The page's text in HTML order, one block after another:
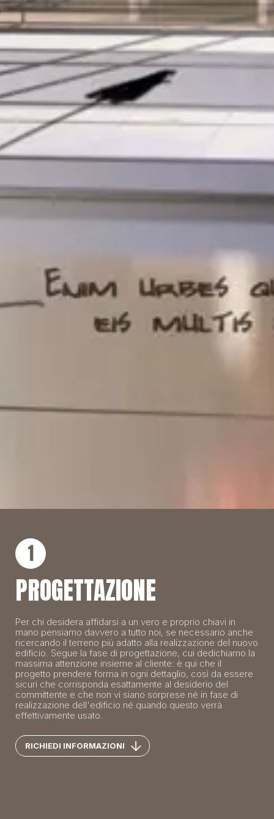
1
PROGETTAZIONE
Per chi desidera affidarsi a un vero e proprio chiavi in
mano pensiamo davvero a tutto noi, se necessario anche
ricercando il terreno più adatto alla realizzazione del nuovo
edificio. Segue la fase di progettazione, cui dedichiamo la
massima attenzione insieme al cliente: è qui che il
progetto prendere forma in ogni dettaglio, così da essere
sicuri che corrisponda esattamente al desiderio del
committente e che non vi siano sorprese né in fase di
realizzazione dell'edificio né quando questo verrà
effettivamente usato.
RICHIEDI INFORMAZIONI